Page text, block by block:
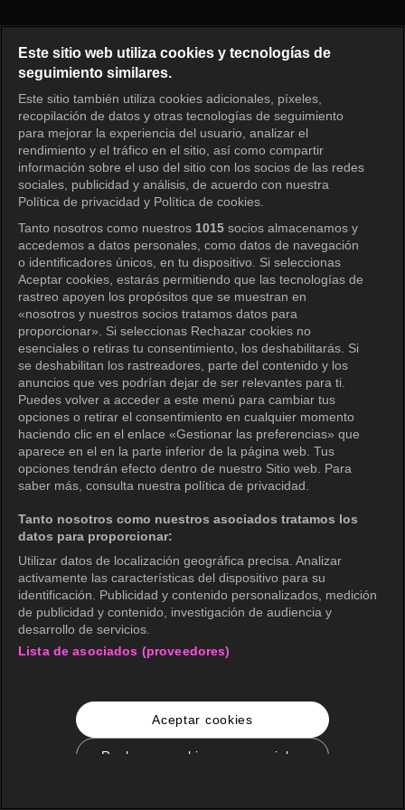
Iniciar sesión
Este sitio web utiliza cookies y tecnologías de
seguimiento similares.
Este sitio también utiliza cookies adicionales, píxeles,
recopilación de datos y otras tecnologías de seguimiento
para mejorar la experiencia del usuario, analizar el
rendimiento y el tráfico en el sitio, así como compartir
información sobre el uso del sitio con los socios de las redes
sociales, publicidad y análisis, de acuerdo con nuestra
Política de privacidad y Política de cookies.
Tanto nosotros como nuestros 1015 socios almacenamos y
accedemos a datos personales, como datos de navegación
o identificadores únicos, en tu dispositivo. Si seleccionas
Aceptar cookies, estarás permitiendo que las tecnologías de
rastreo apoyen los propósitos que se muestran en
«nosotros y nuestros socios tratamos datos para
proporcionar». Si seleccionas Rechazar cookies no
esenciales o retiras tu consentimiento, los deshabilitarás. Si
se deshabilitan los rastreadores, parte del contenido y los
anuncios que ves podrían dejar de ser relevantes para ti.
Puedes volver a acceder a este menú para cambiar tus
opciones o retirar el consentimiento en cualquier momento
haciendo clic en el enlace «Gestionar las preferencias» que
aparece en el en la parte inferior de la página web. Tus
opciones tendrán efecto dentro de nuestro Sitio web. Para
saber más, consulta nuestra política de privacidad.
Tanto nosotros como nuestros asociados tratamos los
datos para proporcionar:
Utilizar datos de localización geográfica precisa. Analizar
activamente las características del dispositivo para su
identificación. Publicidad y contenido personalizados, medición
de publicidad y contenido, investigación de audiencia y
desarrollo de servicios.
Lista de asociados (proveedores)
Aceptar cookies
Rechazar cookies no esenciales